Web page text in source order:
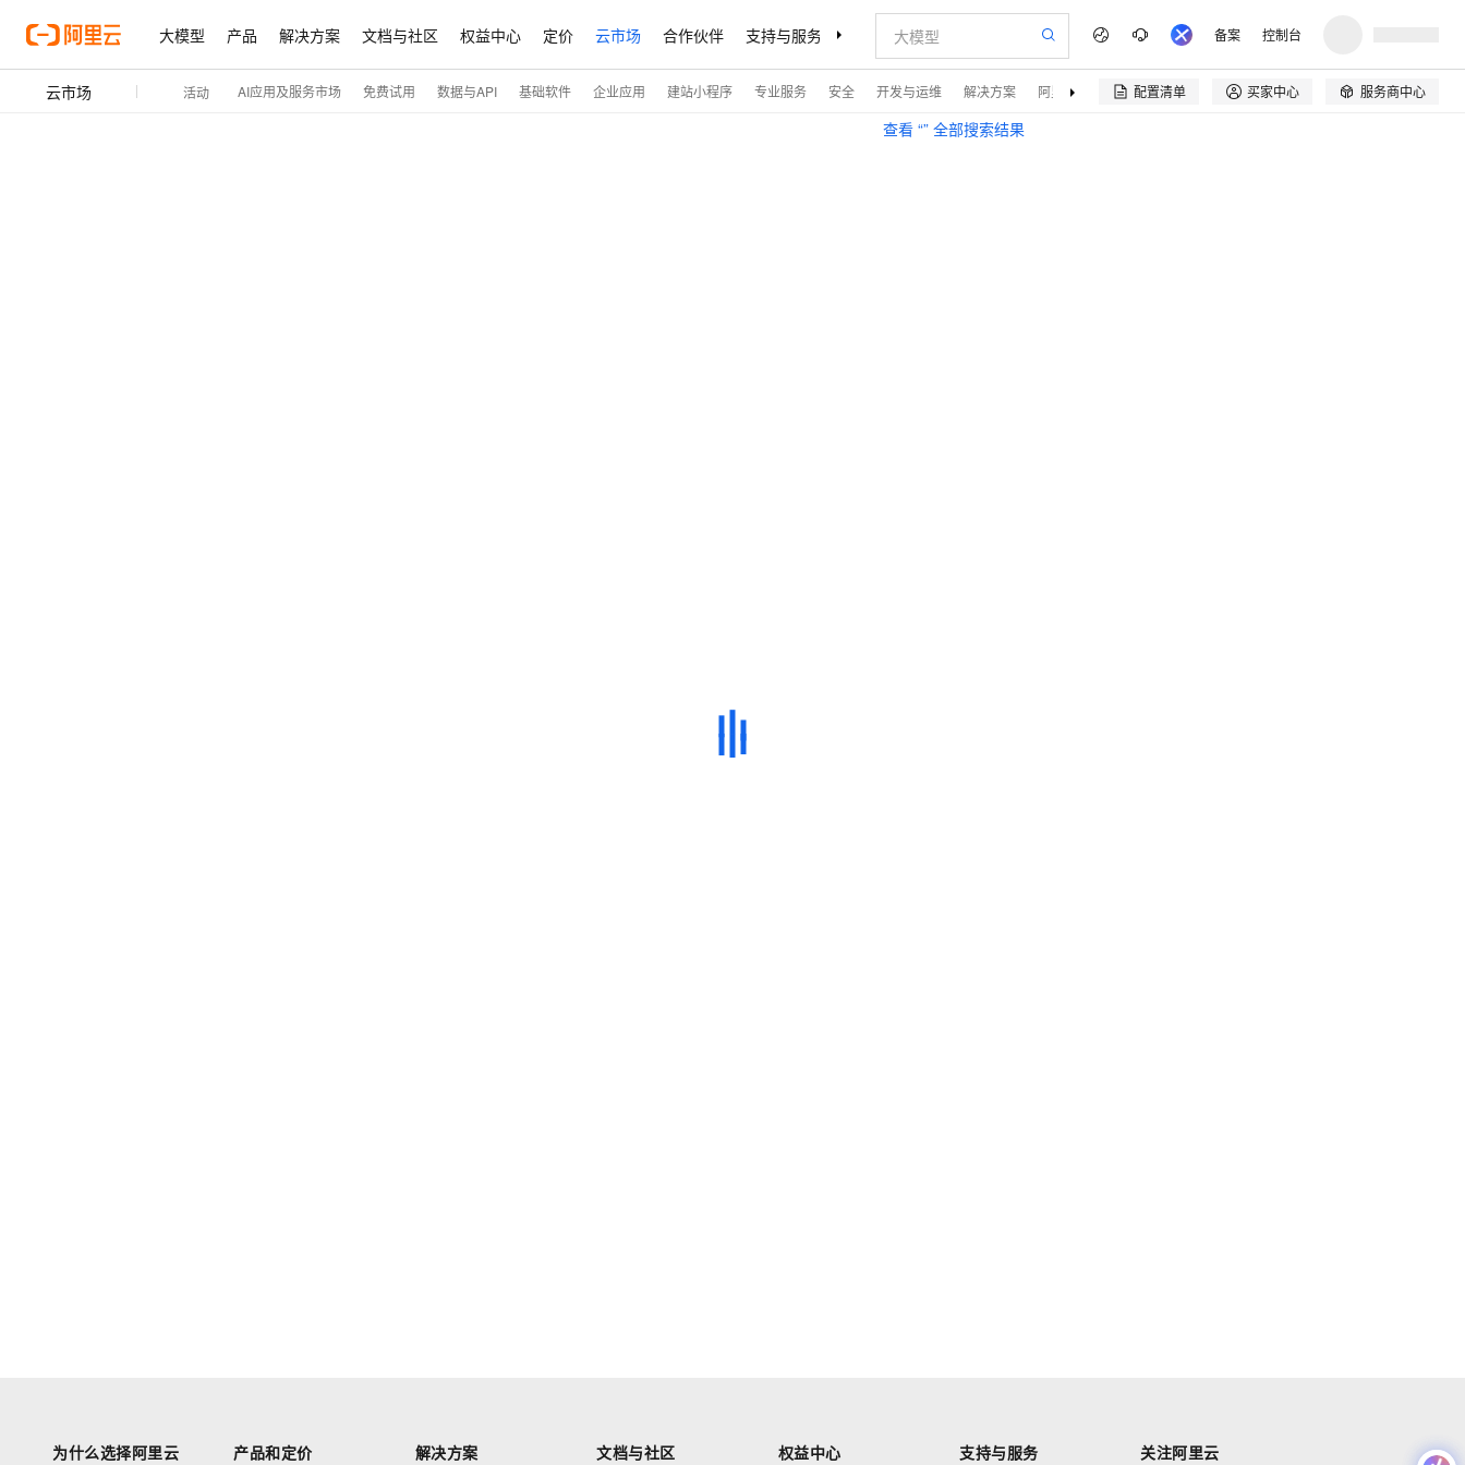
大模型 产品 解决方案 文档与社区 权益中心 定价 云市场 合作伙伴 支持与服务 了解阿里云
查看 “” 全部搜索结果
备案 控制台
云市场 活动 AI应用及服务市场 免费试用 数据与API 基础软件 企业应用 建站小程序 专业服务 安全 开发与运维 解决方案 阿里云精选 伙伴招募
配置清单  买家中心  服务商中心
为什么选择阿里云 产品和定价 解决方案 文档与社区 权益中心 支持与服务 关注阿里云